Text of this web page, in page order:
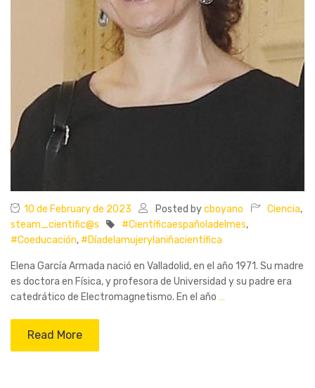
10 de February de 2023 Posted bycboyano Ciencia,
steam_cientific@s
#Científicaespañoladelmes,
#Coeducación, #Díadelamujerylaniñacientífica
Elena García Armada nació en Valladolid, en el año 1971. Su madre
es doctora en Física, y profesora de Universidad y su padre era
catedrático de Electromagnetismo. En el año …
Read More